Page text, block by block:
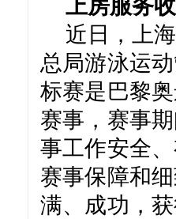
上房服务
近日，上
总局游泳运
标赛是巴黎
赛事，赛事
事工作安全
赛事保障和
满、成功，